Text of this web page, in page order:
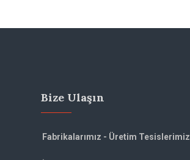
Bize Ulaşın
Fabrikalarımız - Üretim Tesislerimiz